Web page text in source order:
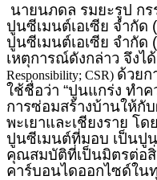
นายนภดล รมยะรูป ก
ปูนซีเมนต์เอเซีย จำกัด
ปูนซีเมนต์เอเซีย จำกั
เหตุการณ์ดังกล่าว จึงไ
Responsibility; CSR) ด้วยก
ใช้ชื่อว่า “ปูนแกร่ง ทำค
การซ่อมสร้างบ้านให้กั
พะเยาและเชียงราย โ
ปูนซีเมนต์ที่มอบ เป็นปูน
คุณสมบัติที่เป็นมิตรต่อ
คาร์บอนไดออกไซด์ใน